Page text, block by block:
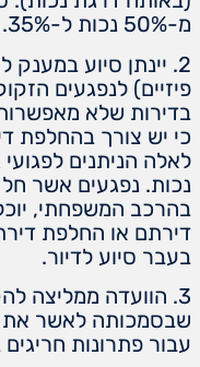
מ-50% נכות ל-35%.
2. יינתן סיוע
פיזיים) לנפגעים
בדירות שלא
כי יש צורך בהחלפת
לאלה הניתנים
נכות. נפגעים אשר חל
בהרכב המשפחתי,
דירתם או החלפת
בעבר סיוע לדיור.
3. הוועדה ממליצה
שבסמכותה לאשר את
עבור פתרונות